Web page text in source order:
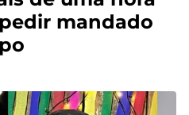
mandado